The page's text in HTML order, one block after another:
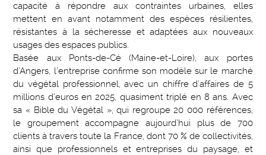
capacité à répondre aux contraintes urbaines, elles
mettent en avant notamment des espèces résilientes,
résistantes à la sécheresse et adaptées aux nouveaux
usages des espaces publics.
Basée aux Ponts-de-Cé (Maine-et-Loire), aux portes
d’Angers, l’entreprise confirme son modèle sur le marché
du végétal professionnel, avec un chiffre d’affaires de 5
millions d’euros en 2025, quasiment triplé en 8 ans. Avec
sa « Bible du Végétal », qui regroupe 20 000 références,
le groupement accompagne aujourd’hui plus de 700
clients à travers toute la France, dont 70 % de collectivités,
ainsi que professionnels et entreprises du paysage, et